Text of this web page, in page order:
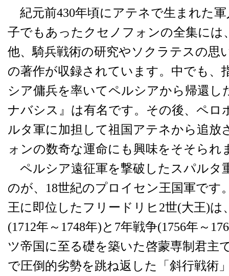
紀元前430年頃にアテネで生まれた
子でもあったクセノフォンの全集には
他、騎兵戦術の研究やソクラテスの思
の著作が収録されています。中でも、
シア傭兵を率いてペルシアから帰還し
ナバシス』は有名です。その後、ペロ
ルタ軍に加担して祖国アテネから追放
ォンの数奇な運命にも興味をそそられ
ペルシア遠征軍を撃破したスパルタ
のが、18世紀のプロイセン王国軍です
王に即位したフリードリヒ2世(大王)は
(1712年～1748年)と7年戦争(1756年～
ツ帝国に至る礎を築いた啓蒙専制君主
で圧倒的劣勢を跳ね返した「斜行戦術